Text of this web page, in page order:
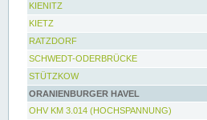
KIENITZ
KIETZ
RATZDORF
SCHWEDT-ODERBRÜCKE
STÜTZKOW
ORANIENBURGER HAVEL
OHV KM 3.014 (HOCHSPANNUNG)